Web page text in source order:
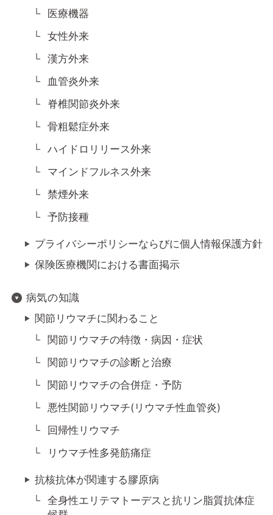
医療機器
女性外来
漢方外来
血管炎外来
脊椎関節炎外来
骨粗鬆症外来
ハイドロリリース外来
マインドフルネス外来
禁煙外来
予防接種
プライバシーポリシーならびに個人情報保護方針
保険医療機関における書面掲示
病気の知識
関節リウマチに関わること
関節リウマチの特徴・病因・症状
関節リウマチの診断と治療
関節リウマチの合併症・予防
悪性関節リウマチ(リウマチ性血管炎)
回帰性リウマチ
リウマチ性多発筋痛症
抗核抗体が関連する膠原病
全身性エリテマトーデスと抗リン脂質抗体症